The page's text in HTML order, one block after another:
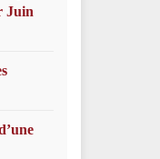
Juin